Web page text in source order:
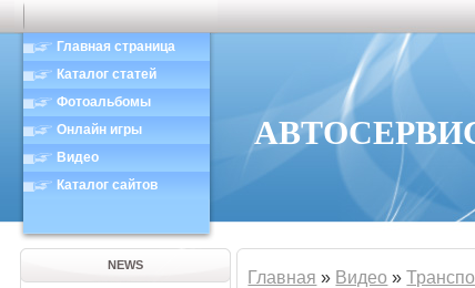
Главная страница
Каталог статей
Фотоальбомы
Онлайн игры
Видео
Каталог сайтов
АВТОСЕРВИС
NEWS
Главная » Видео »